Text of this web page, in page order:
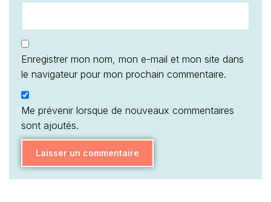
Enregistrer mon nom, mon e-mail et mon site dans
le navigateur pour mon prochain commentaire.
Me prévenir lorsque de nouveaux commentaires
sont ajoutés.